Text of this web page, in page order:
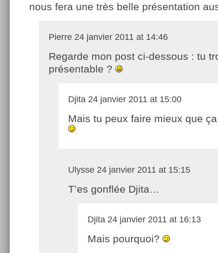
nous fera une très belle présentation
Pierre 24 janvier 2011 at 14:46
Regarde mon post ci-dessous : tu
présentable ?
Djita 24 janvier 2011 at 15:00
Mais tu peux faire mieux que ça
Ulysse 24 janvier 2011 at 15:15
T’es gonflée Djita…
Djita 24 janvier 2011 at 16:13
Mais pourquoi?